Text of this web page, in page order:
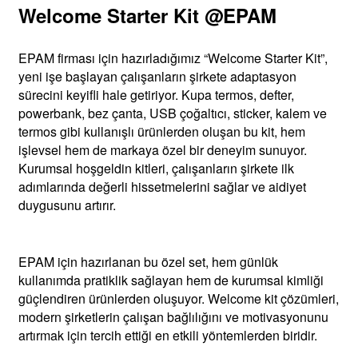
Welcome Starter Kit @EPAM
EPAM firması için hazırladığımız “Welcome Starter Kit”,
yeni işe başlayan çalışanların şirkete adaptasyon
sürecini keyifli hale getiriyor. Kupa termos, defter,
powerbank, bez çanta, USB çoğaltıcı, sticker, kalem ve
termos gibi kullanışlı ürünlerden oluşan bu kit, hem
işlevsel hem de markaya özel bir deneyim sunuyor.
Kurumsal hoşgeldin kitleri, çalışanların şirkete ilk
adımlarında değerli hissetmelerini sağlar ve aidiyet
duygusunu artırır.
EPAM için hazırlanan bu özel set, hem günlük
kullanımda pratiklik sağlayan hem de kurumsal kimliği
güçlendiren ürünlerden oluşuyor. Welcome kit çözümleri,
modern şirketlerin çalışan bağlılığını ve motivasyonunu
artırmak için tercih ettiği en etkili yöntemlerden biridir.